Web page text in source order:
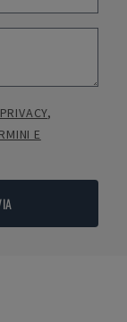
,
E